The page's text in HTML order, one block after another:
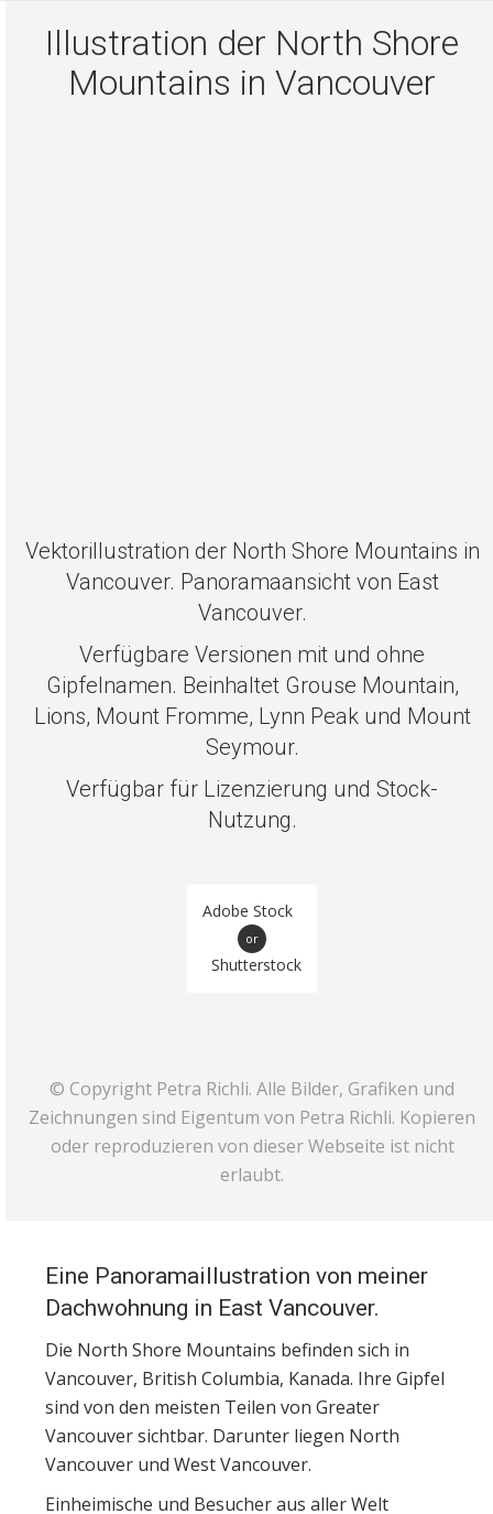
Illustration der North Shore
Mountains in Vancouver
Vektorillustration der North Shore Mountains in
Vancouver. Panoramaansicht von East
Vancouver.
Verfügbare Versionen mit und ohne
Gipfelnamen. Beinhaltet Grouse Mountain,
Lions, Mount Fromme, Lynn Peak und Mount
Seymour.
Verfügbar für Lizenzierung und Stock-
Nutzung.
Adobe Stock
or
Shutterstock
© Copyright Petra Richli. Alle Bilder, Grafiken und
Zeichnungen sind Eigentum von Petra Richli. Kopieren
oder reproduzieren von dieser Webseite ist nicht
erlaubt.
Eine Panoramaillustration von meiner
Dachwohnung in East Vancouver.
Die North Shore Mountains befinden sich in
Vancouver, British Columbia, Kanada. Ihre Gipfel
sind von den meisten Teilen von Greater
Vancouver sichtbar. Darunter liegen North
Vancouver und West Vancouver.
Einheimische und Besucher aus aller Welt